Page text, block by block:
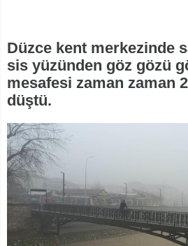
Düzce kent merkezinde
sis yüzünden göz gözü
mesafesi zaman zaman
düştü.